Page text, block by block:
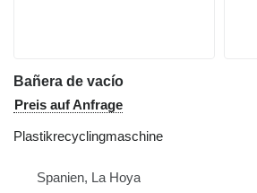
Bañera de vacío
Preis auf Anfrage
Plastikrecyclingmaschine
Spanien, La Hoya